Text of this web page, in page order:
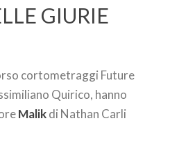
GIURIE
cortometraggi Future
Quirico, hanno
Malikdi Nathan Carli